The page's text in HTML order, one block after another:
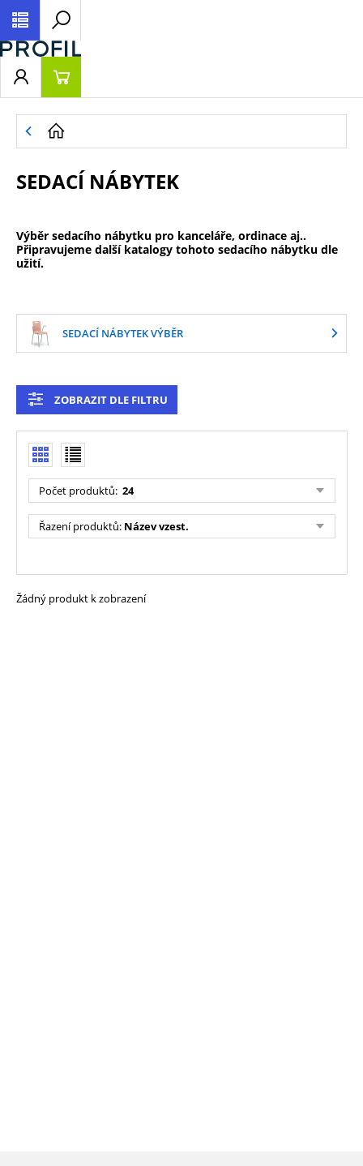
SEDACÍ NÁBYTEK
Výběr sedacího nábytku pro kanceláře, ordinace aj..
Připravujeme další katalogy tohoto sedacího nábytku dle
užití.
SEDACÍ NÁBYTEK VÝBĚR
ZOBRAZIT DLE FILTRU
Počet produktů: 24
Řazení produktů: Název vzest.
Žádný produkt k zobrazení